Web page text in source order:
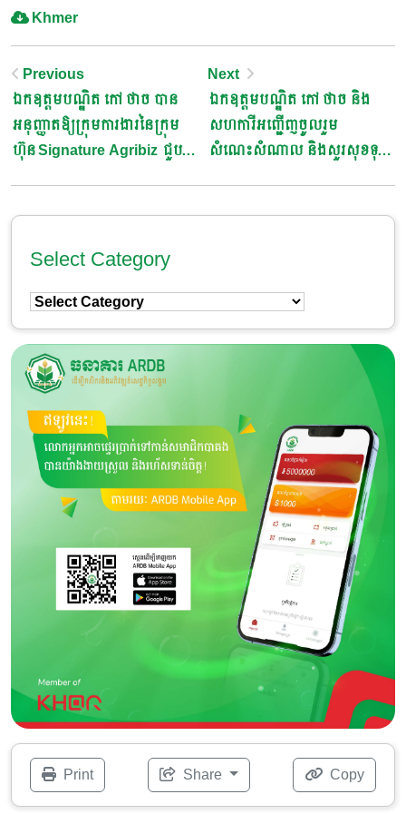
Khmer
Post
Navigation
Previous
ឯកឧត្តមបណ្ឌិត កៅ ថាច បាន
អនុញ្ញាតឱ្យក្រុមការងារនៃក្រុម
ហ៊ុន Signature Agribiz ជួប
សុវត្ថិភាពមួយចំនួន ព្រមទំាងការ
តភ្ជាប់ទីផ្សារ ធានានូវការផ្គត់ផ្គង់ទី
និរន្តរភាព
Next
ឯកឧត្តមបណ្ឌិត កៅ ថាច និង
សហការីអញ្ជើញចូលរួម
សំណេះសំណាល និងសួរសុខទុក្ខ
Select Category
Select
Category
Print Share Copy